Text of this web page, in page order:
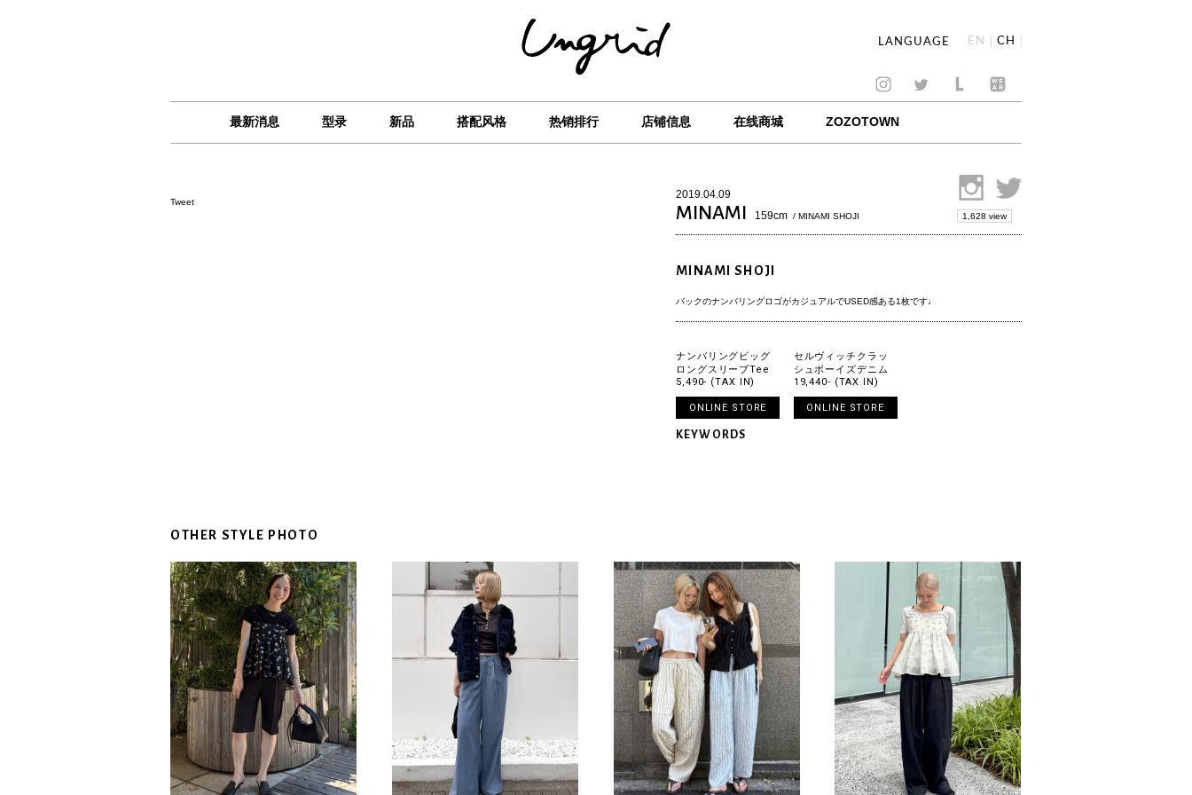
LANGUAGE EN CH
最新消息 型录 新品 搭配风格 热销排行 店铺信息 在线商城 ZOZOTOWN
Tweet
2019.04.09
MINAMI 159cm / MINAMI SHOJI 1,628 view
MINAMI SHOJI
バックのナンバリングロゴがカジュアルでUSED感ある1枚です♩
ナンバリングビッグ
ロングスリーブTee
5,490- (TAX IN)
ONLINE STORE
セルヴィッチクラッ
シュボーイズデニム
19,440- (TAX IN)
ONLINE STORE
KEYWORDS
OTHER STYLE PHOTO